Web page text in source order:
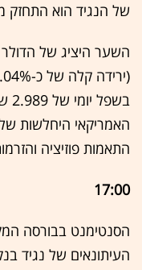
של הנגיד הוא התחזק
התאמות פוזיציה
17:00
הסנטימנט בבורסה
העיתונאים של נגיד